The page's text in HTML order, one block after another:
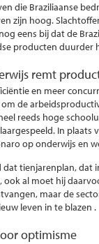
die Braziliaanse
zijn hoog.
eens bij dat de
producten duurder
remt
en meer
de
reeds hoge
In
op onderwijs en
tienjarenplan, dat
ook al moet hij
maar de
leven in te blazen .
optimisme